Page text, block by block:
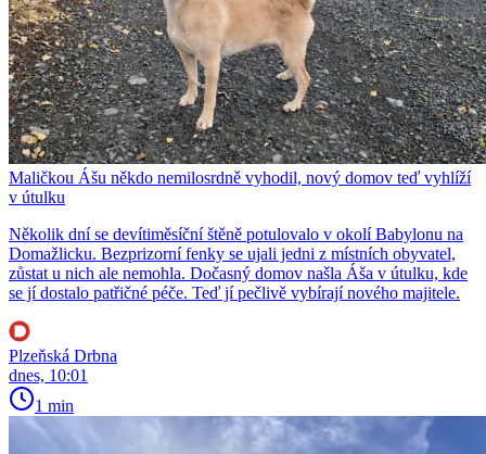
Maličkou Ášu někdo nemilosrdně vyhodil, nový domov teď vyhlíží
v útulku
Několik dní se devítiměsíční štěně potulovalo v okolí Babylonu na
Domažlicku. Bezprizorní fenky se ujali jedni z místních obyvatel,
zůstat u nich ale nemohla. Dočasný domov našla Áša v útulku, kde
se jí dostalo patřičné péče. Teď jí pečlivě vybírají nového majitele.
Plzeňská Drbna
dnes, 10:01
1 min